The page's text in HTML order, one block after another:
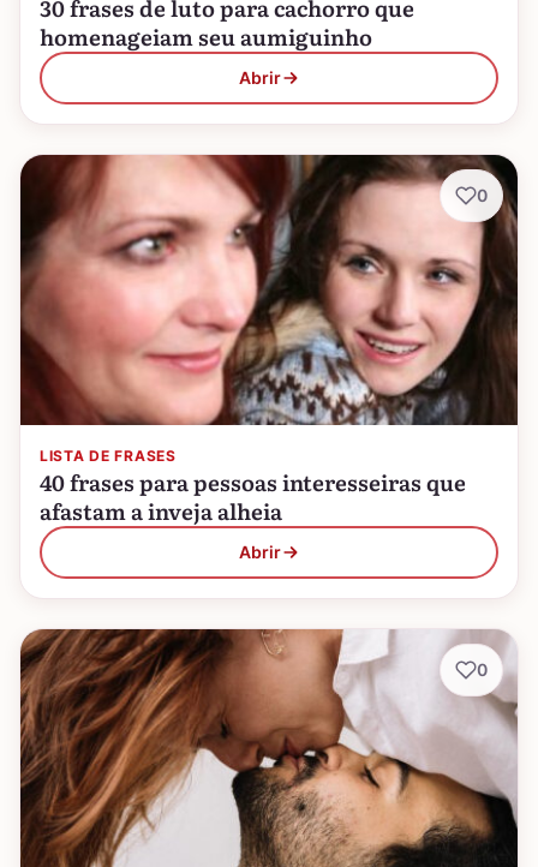
30 frases de luto para cachorro que
homenageiam seu aumiguinho
Abrir
LISTA DE FRASES
40 frases para pessoas interesseiras que
afastam a inveja alheia
Abrir
0
0